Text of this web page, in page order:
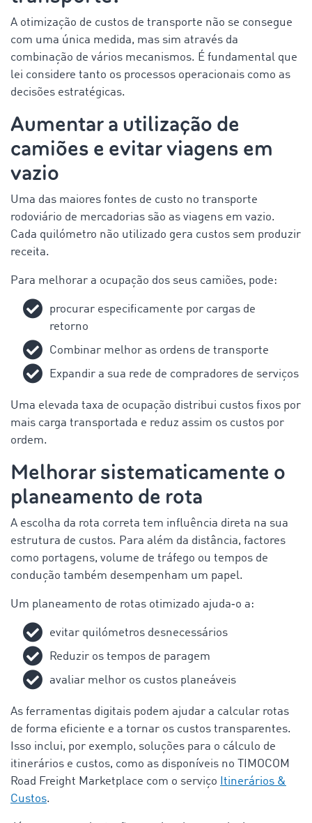
A otimização de custos de transporte não se consegue
com uma única medida, mas sim através da
combinação de vários mecanismos. É fundamental que
lei considere tanto os processos operacionais como as
decisões estratégicas.
Aumentar a utilização de
camiões e evitar viagens em
vazio
Uma das maiores fontes de custo no transporte
rodoviário de mercadorias são as viagens em vazio.
Cada quilómetro não utilizado gera custos sem produzir
receita.
Para melhorar a ocupação dos seus camiões, pode:
procurar especificamente por cargas de
retorno
Combinar melhor as ordens de transporte
Expandir a sua rede de compradores de serviços
Uma elevada taxa de ocupação distribui custos fixos por
mais carga transportada e reduz assim os custos por
ordem.
Melhorar sistematicamente o
planeamento de rota
A escolha da rota correta tem influência direta na sua
estrutura de custos. Para além da distância, factores
como portagens, volume de tráfego ou tempos de
condução também desempenham um papel.
Um planeamento de rotas otimizado ajuda‑o a:
evitar quilómetros desnecessários
Reduzir os tempos de paragem
avaliar melhor os custos planeáveis
As ferramentas digitais podem ajudar a calcular rotas
de forma eficiente e a tornar os custos transparentes.
Isso inclui, por exemplo, soluções para o cálculo de
itinerários e custos, como as disponíveis no TIMOCOM
Road Freight Marketplace com o serviço Itinerários &
Custos.